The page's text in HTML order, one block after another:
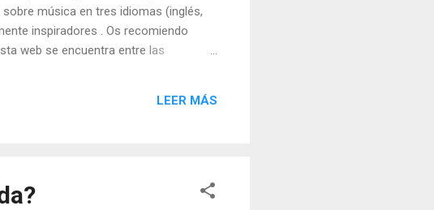
música en tres idiomas (inglés,
inspiradores . Os recomiendo
web se encuentra entre las
LEER MÁS